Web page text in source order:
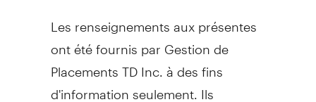
Les renseignements aux présentes
ont étéfournispar Gestion de
Placements TD Inc. à des fins
d'information seulement. Ils